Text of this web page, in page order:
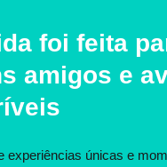
foi feita
amigos e
experiências únicas e